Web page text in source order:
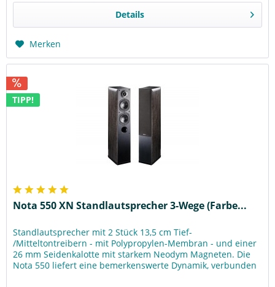
Details
Merken
TIPP!
Nota 550 XN Standlautsprecher 3-Wege (Farbe...
Standlautsprecher mit 2 Stück 13,5 cm Tief-
/Mitteltontreibern - mit Polypropylen-Membran - und einer
26 mm Seidenkalotte mit starkem Neodym Magneten. Die
Nota 550 liefert eine bemerkenswerte Dynamik, verbunden